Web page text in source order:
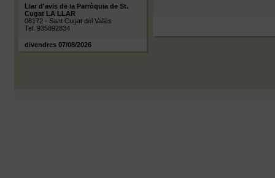
Llar d'avis de la Parròquia de St.
Cugat LA LLAR
08172 - Sant Cugat del Vallès
Tel. 935892834
divendres 07/08/2026